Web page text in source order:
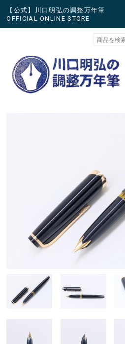
【公式】川口明弘の調整万年筆
OFFICIAL ONLINE STORE